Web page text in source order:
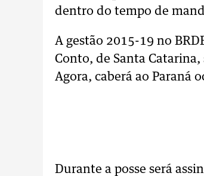
dentro do tempo de
A gestão 2015-19 no
Conto, de Santa
Agora, caberá ao Paraná
Durante a posse será